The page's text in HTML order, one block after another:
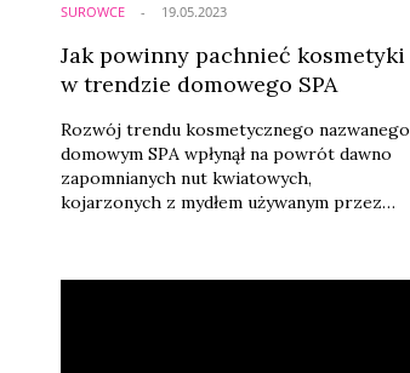
SUROWCE
Jak powinny pachnieć kosmetyki
w trendzie domowego SPA
Rozwój trendu kosmetycznego nazwanego
domowym SPA wpłynął na powrót dawno
zapomnianych nut kwiatowych,
kojarzonych z mydłem używanym przez
perfumy pachnące kremowo oraz
19.05.2023